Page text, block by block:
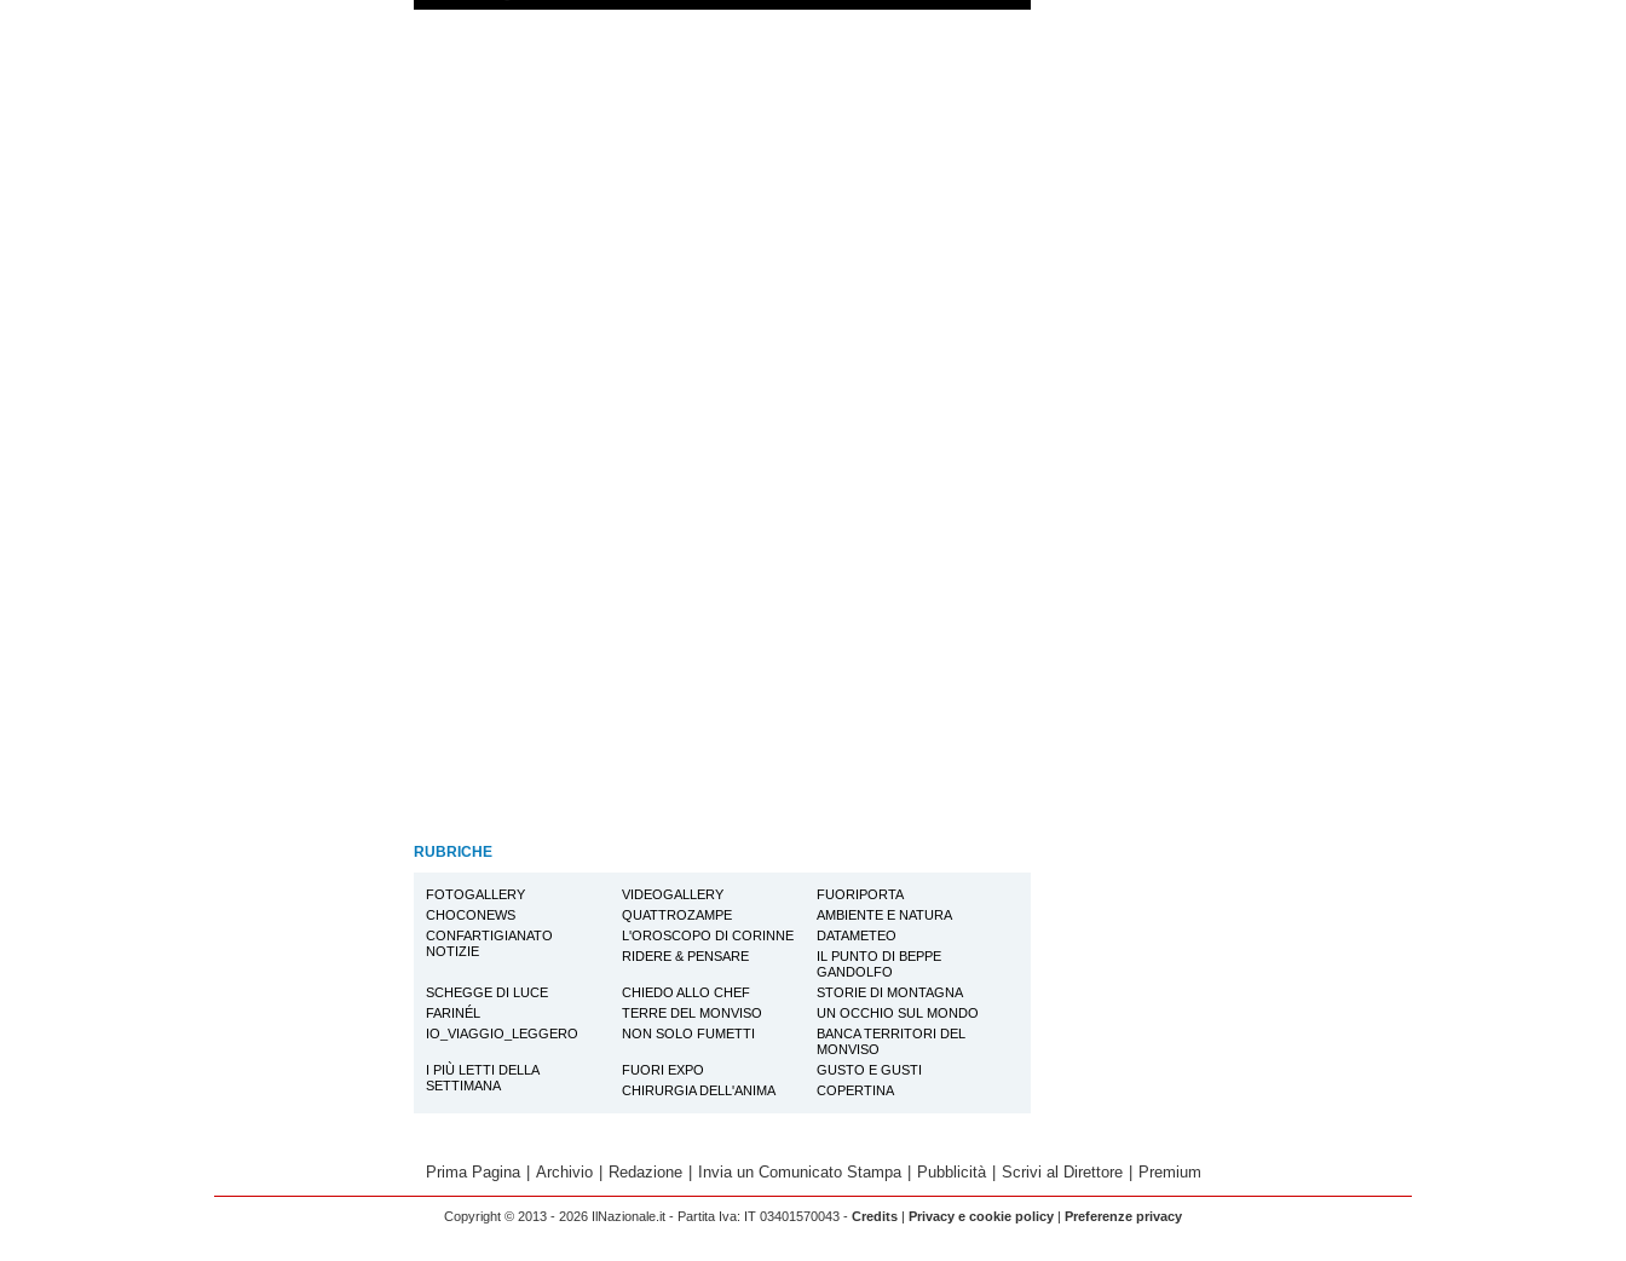
RUBRICHE
FOTOGALLERY VIDEOGALLERY
FUORIPORTA
CHOCONEWS
QUATTROZAMPE
AMBIENTE E NATURA
CONFARTIGIANATO
NOTIZIE
L'OROSCOPO DI CORINNE
DATAMETEO
RIDERE & PENSARE
IL PUNTO DI BEPPE
GANDOLFO
SCHEGGE DI LUCE
CHIEDO ALLO CHEF
STORIE DI MONTAGNA
FARINÉL
TERRE DEL MONVISO
UN OCCHIO SUL MONDO
IO_VIAGGIO_LEGGERO
NON SOLO FUMETTI
BANCA TERRITORI DEL
MONVISO
I PIÙ LETTI DELLA
SETTIMANA
FUORI EXPO
GUSTO E GUSTI
CHIRURGIA DELL'ANIMA
COPERTINA
Prima Pagina | Archivio | Redazione | Invia un Comunicato Stampa | Pubblicità | Scrivi al Direttore | Premium
Copyright © 2013 - 2026 IlNazionale.it - Partita Iva: IT 03401570043 - Credits | Privacy e cookie policy | Preferenze privacy